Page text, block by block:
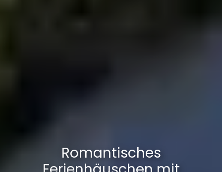
Romantisches